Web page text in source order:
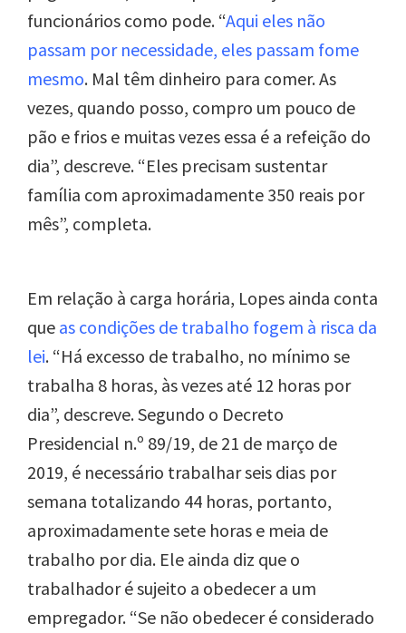
funcionários como pode. “Aqui eles não
passam por necessidade, eles passam fome
mesmo. Mal têm dinheiro para comer. As
vezes, quando posso, compro um pouco de
pão e frios e muitas vezes essa é a refeição do
dia”, descreve. “Eles precisam sustentar
família com aproximadamente 350 reais por
mês”, completa.
Em relação à carga horária, Lopes ainda conta
que as condições de trabalho fogem à risca da
lei. “Há excesso de trabalho, no mínimo se
trabalha 8 horas, às vezes até 12 horas por
dia”, descreve. Segundo o Decreto
Presidencial n.º 89/19, de 21 de março de
2019, é necessário trabalhar seis dias por
semana totalizando 44 horas, portanto,
aproximadamentesete horas e meia de
trabalho por dia. Ele ainda diz que o
trabalhador é sujeito a obedecer a um
empregador. “Se não obedecer é considerado